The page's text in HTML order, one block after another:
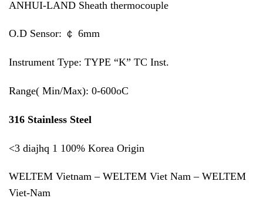
ANHUI-LAND Sheath thermocouple
O.D Sensor: ￠ 6mm
Instrument Type: TYPE “K” TC Inst.
Range( Min/Max): 0-600oC
316 Stainless Steel
<3 diajhq 1 100% Korea Origin
WELTEM Vietnam – WELTEM Viet Nam – WELTEM
Viet-Nam